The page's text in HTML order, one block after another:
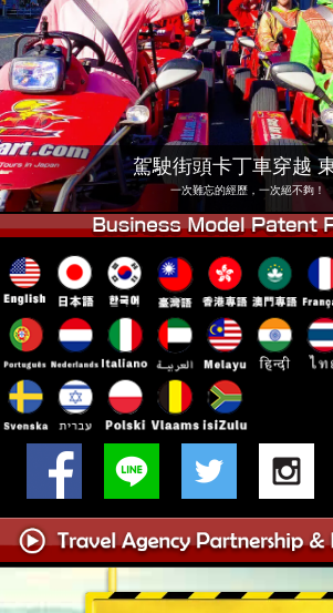
東京 澀谷附店
東京 淺草
沖繩
駕駛街頭卡丁車穿越
一次難忘的經歷，一次絕不夠！